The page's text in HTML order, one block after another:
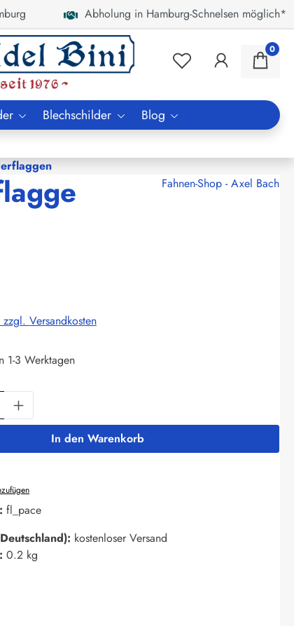
Abholung in Hamburg-Schnelsen möglich*
0
Blechschilder Blog
Fahnen-Shop - Axel Bach
Versandkosten
1-3 Werktagen
Gib den gewünschten Wert ein
In den Warenkorb
fl_pace
kostenloser Versand
0.2 kg